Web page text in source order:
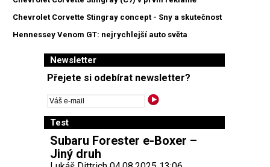
Chevrolet Corvette Stingray concept - Sny a skutečnost
Hennessey Venom GT: nejrychlejší auto světa
Newsletter
Přejete si odebírat newsletter?
Test
Subaru Forester e-Boxer –
Jiný druh